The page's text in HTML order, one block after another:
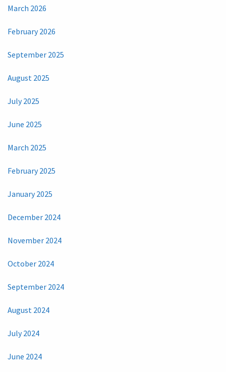
March 2026
February 2026
September 2025
August 2025
July 2025
June 2025
March 2025
February 2025
January 2025
December 2024
November 2024
October 2024
September 2024
August 2024
July 2024
June 2024